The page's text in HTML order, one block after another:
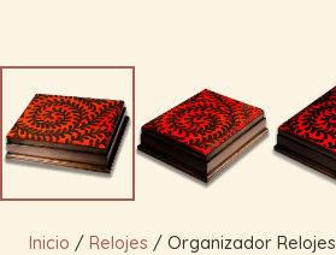
Inicio / Relojes / Organizador Relojes